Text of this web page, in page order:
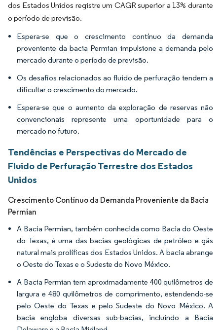
dos Estados Unidos registre um CAGR superior a 13% durante
o período de previsão.
Espera-se que o crescimento contínuo da demanda
proveniente da bacia Permian impulsione a demanda pelo
mercado durante o período de previsão.
Os desafios relacionados ao fluido de perfuração tendem a
dificultar o crescimento do mercado.
Espera-se que o aumento da exploração de reservas não
convencionais represente uma oportunidade para o
mercado no futuro.
Tendências e Perspectivas do Mercado de
Fluido de Perfuração Terrestre dos Estados
Unidos
Crescimento Contínuo da Demanda Proveniente da Bacia
Permian
A Bacia Permian, também conhecida como Bacia do Oeste
do Texas, é uma das bacias geológicas de petróleo e gás
natural mais prolíficas dos Estados Unidos. A bacia abrange
o Oeste do Texas e o Sudeste do Novo México.
A Bacia Permian tem aproximadamente 400 quilômetros de
largura e 480 quilômetros de comprimento, estendendo-se
pelo Oeste do Texas e pelo Sudeste do Novo México. A
bacia engloba diversas sub-bacias, incluindo a Bacia